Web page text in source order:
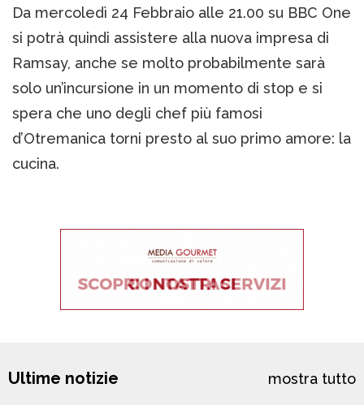
Da mercoledì 24 Febbraio alle 21.00 su BBC One
si potrà quindi assistere alla nuova impresa di
Ramsay, anche se molto probabilmente sarà
solo un’incursione in un momento di stop e si
spera che uno degli chef più famosi
d’Otremanica torni presto al suo primo amore: la
cucina.
Ultime notizie mostra tutto